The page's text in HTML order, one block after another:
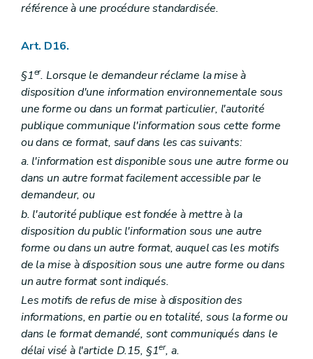
référence à une procédure standardisée.
Art. D16.
§1er. Lorsque le demandeur réclame la mise à
disposition d'une information environnementale sous
une forme ou dans un format particulier, l'autorité
publique communique l'information sous cette forme
ou dans ce format, sauf dans les cas suivants:
a. l'information est disponible sous une autre forme ou
dans un autre format facilement accessible par le
demandeur, ou
b. l'autorité publique est fondée à mettre à la
disposition du public l'information sous une autre
forme ou dans un autre format, auquel cas les motifs
de la mise à disposition sous une autre forme ou dans
un autre format sont indiqués.
Les motifs de refus de mise à disposition des
informations, en partie ou en totalité, sous la forme ou
dans le format demandé, sont communiqués dans le
délai visé à l'article D.15, §1er, a.